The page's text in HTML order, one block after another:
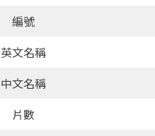
編號
英文名稱
中文名稱
片數